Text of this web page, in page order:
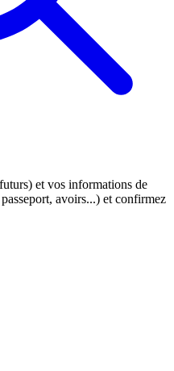
et vos informations de
avoirs...) et confirmez